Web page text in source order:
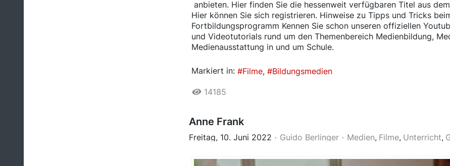
anbieten. Hier finden Sie die hessenweit verfügbaren Titel aus
Hier können Sie sich registrieren. Hinweise zu Tipps und Tricks
Fortbildungsprogramm Kennen Sie schon unseren offiziellen
und Videotutorials rund um den Themenbereich Medienbildung,
Medienausstattung in und um Schule.
Markiert in: Filme Bildungsmedien
14185
Anne Frank
Freitag, 10. Juni 2022 Guido Berlinger Medien Filme Unterricht